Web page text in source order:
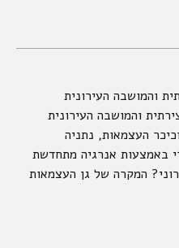
והמושבה העירונית
והמושבה העירונית
העצמאות, נתניה
באמצעות אנרגיה מתחדשת
המקרה של גן העצמאות